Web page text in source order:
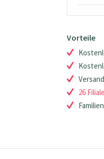
Vorteile
26